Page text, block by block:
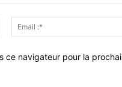
ce navigateur pour la